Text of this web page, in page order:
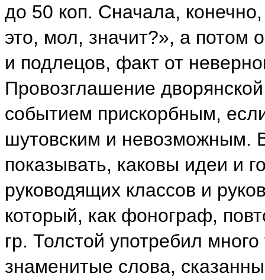
до 50 коп. Сначала,
это, мол, значит?», а потом
и подлецов, факт от
Провозглашение
событием прискорбным,
шутовским и невозможным.
показывать, каковы идеи и
руководящих классов и
который, как фонограф,
гр. Толстой употребил
знаменитые слова,